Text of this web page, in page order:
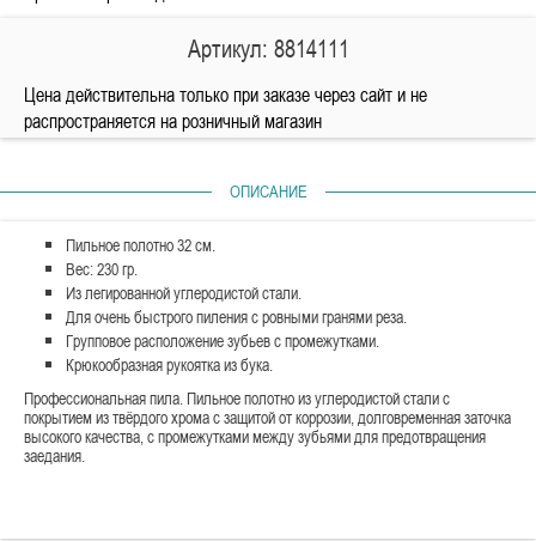
Артикул: 8814111
Цена действительна только при заказе через сайт и не
распространяется на розничный магазин
ОПИСАНИЕ
Пильное полотно 32 см.
Вес: 230 гр.
Из легированной углеродистой стали.
Для очень быстрого пиления с ровными гранями реза.
Групповое расположение зубьев с промежутками.
Крюкообразная рукоятка из бука.
Профессиональная пила. Пильное полотно из углеродистой стали с
покрытием из твёрдого хрома с защитой от коррозии, долговременная заточка
высокого качества, с промежутками между зубьями для предотвращения
заедания.